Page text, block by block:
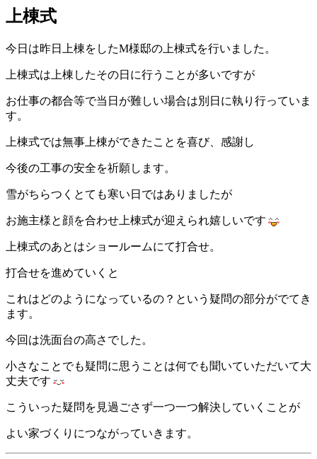
上棟式
今日は昨日上棟をしたM様邸の上棟式を行いました。
上棟式は上棟したその日に行うことが多いですが
お仕事の都合等で当日が難しい場合は別日に執り行っていま
す。
上棟式では無事上棟ができたことを喜び、感謝し
今後の工事の安全を祈願します。
雪がちらつくとても寒い日ではありましたが
お施主様と顔を合わせ上棟式が迎えられ嬉しいです
上棟式のあとはショールームにて打合せ。
打合せを進めていくと
これはどのようになっているの？という疑問の部分がでてき
ます。
今回は洗面台の高さでした。
小さなことでも疑問に思うことは何でも聞いていただいて大
丈夫です
こういった疑問を見過ごさず一つ一つ解決していくことが
よい家づくりにつながっていきます。